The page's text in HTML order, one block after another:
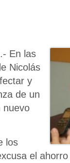
En las
Nicolás
y
de un
nuevo
los
el